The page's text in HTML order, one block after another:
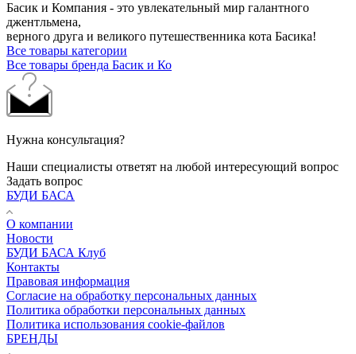
Басик и Компания - это увлекательный мир галантного
джентльмена,
верного друга и великого путешественника кота Басика!
Все товары категории
Все товары бренда Басик и Ко
Нужна консультация?
Наши специалисты ответят на любой интересующий вопрос
Задать вопрос
БУДИ БАСА
О компании
Новости
БУДИ БАСА Клуб
Контакты
Правовая информация
Согласие на обработку персональных данных
Политика обработки персональных данных
Политика использования cookie-файлов
БРЕНДЫ